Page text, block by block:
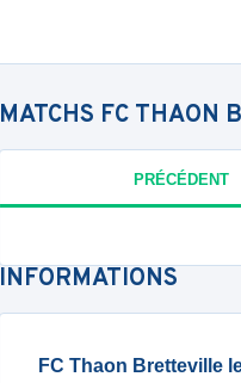
MATCHS FC THAON
PRÉCÉDENT
INFORMATIONS
FC Thaon Bretteville